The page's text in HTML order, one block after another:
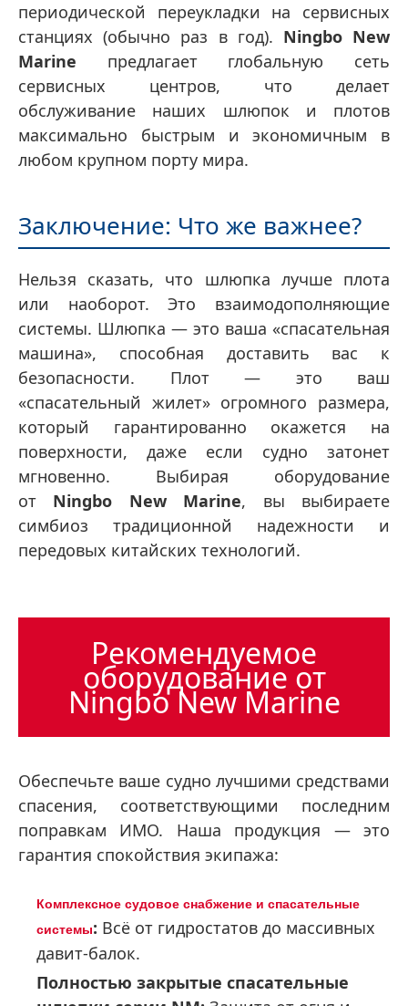
периодической переукладки на сервисных
станциях (обычно раз в год). Ningbo New
Marine предлагает глобальную сеть
сервисных центров, что делает
обслуживание наших шлюпок и плотов
максимально быстрым и экономичным в
любом крупном порту мира.
Заключение: Что же важнее?
Нельзя сказать, что шлюпка лучше плота
или наоборот. Это взаимодополняющие
системы. Шлюпка — это ваша «спасательная
машина», способная доставить вас к
безопасности. Плот — это ваш
«спасательный жилет» огромного размера,
который гарантированно окажется на
поверхности, даже если судно затонет
мгновенно. Выбирая оборудование
от Ningbo New Marine, вы выбираете
симбиоз традиционной надежности и
передовых китайских технологий.
Рекомендуемое
оборудование от
Ningbo New Marine
Обеспечьте ваше судно лучшими средствами
спасения, соответствующими последним
поправкам ИМО. Наша продукция — это
гарантия спокойствия экипажа:
Комплексное судовое снабжение и спасательные
системы: Всё от гидростатов до массивных
давит-балок.
Полностью закрытые спасательные